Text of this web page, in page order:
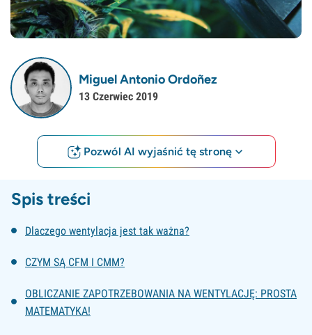
Miguel Antonio Ordoñez
13 Czerwiec 2019
Pozwól AI wyjaśnić tę stronę
Spis treści
Dlaczego wentylacja jest tak ważna?
CZYM SĄ CFM I CMM?
OBLICZANIE ZAPOTRZEBOWANIA NA WENTYLACJĘ: PROSTA
MATEMATYKA!